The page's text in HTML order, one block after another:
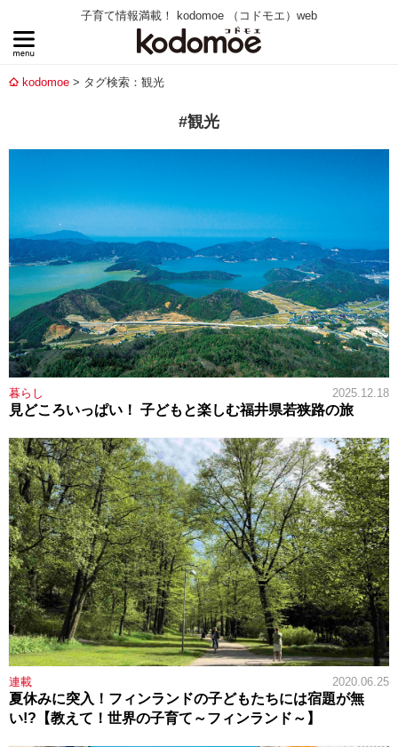
子育て情報満載！ kodomoe （コドモエ）web
kodomoe タグ検索：観光
#観光
暮らし 2025.12.18
見どころいっぱい！ 子どもと楽しむ福井県若狭路の旅
連載 2020.06.25
夏休みに突入！フィンランドの子どもたちには宿題が無
い!?【教えて！世界の子育て～フィンランド～】